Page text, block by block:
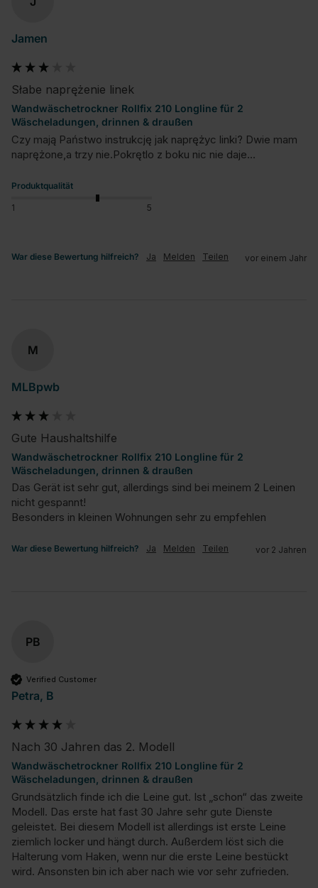
Jamen
Słabe naprężenie linek
Wandwäschetrockner Rollfix 210 Longline für 2
Wäscheladungen, drinnen & draußen
Czy mają Państwo instrukcję jak naprężyc linki? Dwie mam
naprężone,a trzy nie.Pokrętlo z boku nic nie daje...
Produktqualität
1 5
War diese Bewertung hilfreich? Ja Melden Teilen vor einem Jahr
M
MLBpwb
Gute Haushaltshilfe
Wandwäschetrockner Rollfix 210 Longline für 2
Wäscheladungen, drinnen & draußen
Das Gerät ist sehr gut, allerdings sind bei meinem 2 Leinen
nicht gespannt!
Besonders in kleinen Wohnungen sehr zu empfehlen
War diese Bewertung hilfreich? Ja Melden Teilen vor 2 Jahren
PB
Verified Customer
Petra, B
Nach 30 Jahren das 2. Modell
Wandwäschetrockner Rollfix 210 Longline für 2
Wäscheladungen, drinnen & draußen
Grundsätzlich finde ich die Leine gut. Ist „schon“ das zweite
Modell. Das erste hat fast 30 Jahre sehr gute Dienste
geleistet. Bei diesem Modell ist allerdings ist erste Leine
ziemlich locker und hängt durch. Außerdem löst sich die
Halterung vom Haken, wenn nur die erste Leine bestückt
wird. Ansonsten bin ich aber nach wie vor sehr zufrieden.